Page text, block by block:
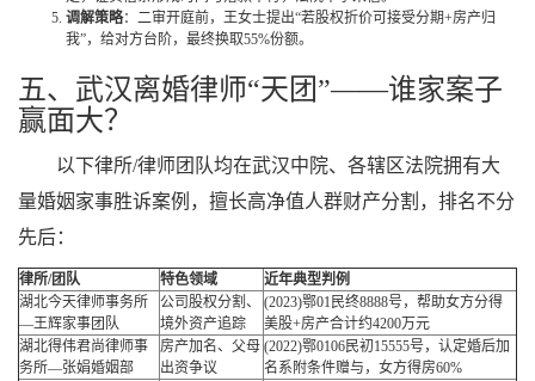
调解策略：二审开庭前，王女士提出“若股权折价可接受分期+房产归
我”，给对方台阶，最终换取55%份额。
五、武汉离婚律师“天团”——谁家案子
赢面大？
以下律所/律师团队均在武汉中院、各辖区法院拥有大
量婚姻家事胜诉案例，擅长高净值人群财产分割，排名不分
先后：
律所/团队 特色领域
近年典型判例
湖北今天律师事务所
—王辉家事团队
公司股权分割、
境外资产追踪
(2023)鄂01民终8888号，帮助女方分得
美股+房产合计约4200万元
湖北得伟君尚律师事
务所—张娟婚姻部
房产加名、父母
出资争议
(2022)鄂0106民初15555号，认定婚后加
名系附条件赠与，女方得房60%